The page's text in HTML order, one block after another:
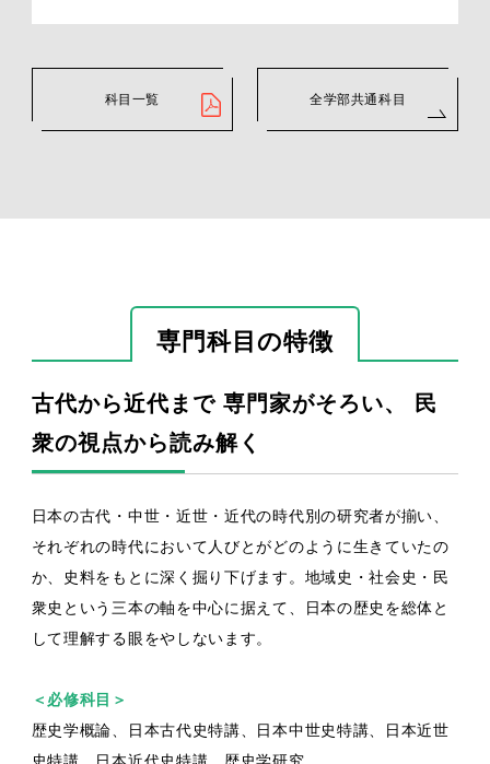
科目一覧 全学部共通科目
専門科目の特徴
古代から近代まで 専門家がそろい、 民
衆の視点から読み解く
日本の古代・中世・近世・近代の時代別の研究者が揃い、
それぞれの時代において人びとがどのように生きていたの
か、史料をもとに深く掘り下げます。地域史・社会史・民
衆史という三本の軸を中心に据えて、日本の歴史を総体と
して理解する眼をやしないます。
＜必修科目＞
歴史学概論、日本古代史特講、日本中世史特講、日本近世